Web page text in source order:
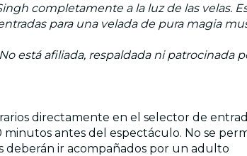
completamente a la luz de las
para una velada de pura magia
está afiliada, respaldada ni patrocinada
directamente en el selector de
minutos antes del espectáculo. No se
deberán ir acompañados por un adulto